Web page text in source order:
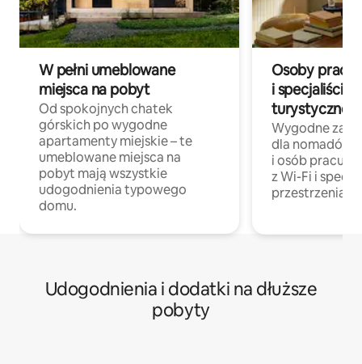
W pełni umeblowane
miejsca na pobyt
Od spokojnych chatek
górskich po wygodne
apartamenty miejskie – te
umeblowane miejsca na
pobyt mają wszystkie
udogodnienia typowego
domu.
Osoby
i specjaliści z
turystycznej
Wygodne
dla nomadów
i osób
z Wi-Fi i
przestrzenią
Udogodnienia i dodatki na dłuższe
pobyty